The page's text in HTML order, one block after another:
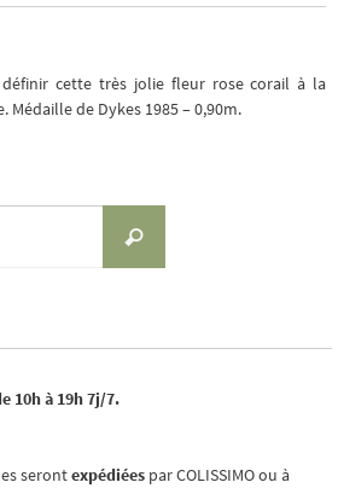
cette très jolie fleur rose corail à la
de Dykes 1985 – 0,90m.
Recherche
10h à 19h 7j/7.
serontexpédiées par COLISSIMO ou à